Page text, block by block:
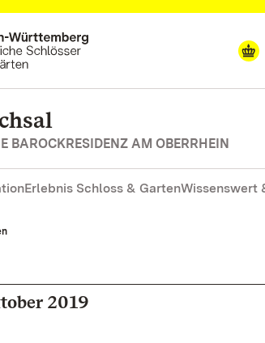
BAROCKRESIDENZ AM OBERRHEIN
Erlebnis Schloss & GartenWissenswert
2019